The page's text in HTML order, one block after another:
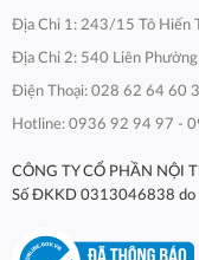
Địa Chỉ 1: 243/15 Tô Hiến
Địa Chỉ 2: 540 Liên
Điện Thoại: 028 62 64 60
Hotline: 0936 92 94 97 -
CÔNG TY CỔ PHẦN NỘI
Số ĐKKD 0313046838 do